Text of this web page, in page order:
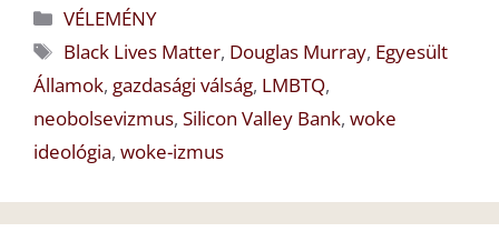
Kategória
VÉLEMÉNY
Címkék
Black Lives Matter, Douglas Murray, Egyesült
Államok, gazdasági válság, LMBTQ,
neobolsevizmus, Silicon Valley Bank, woke
ideológia, woke-izmus